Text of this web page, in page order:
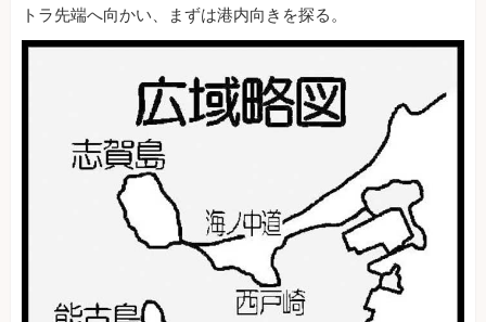
トラ先端へ向かい、まずは港内向きを探る。